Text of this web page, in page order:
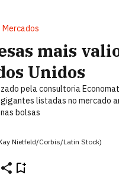
Mercados
mais
Unidos
pela consultoria
listadas no mercado
bolsas
Nietfeld/Corbis/Latin Stock)